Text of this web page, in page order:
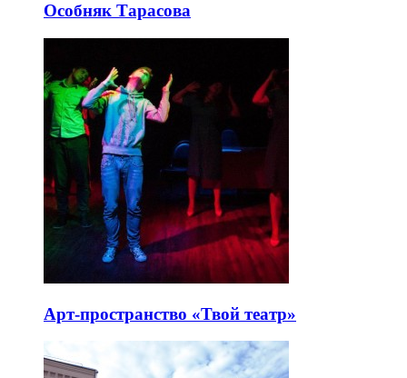
Особняк Тарасова
Арт-пространство «Твой театр»